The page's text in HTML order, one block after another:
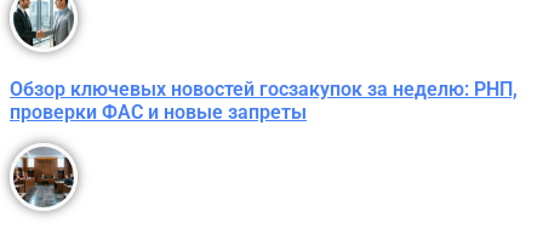
Обзор ключевых новостей госзакупок за неделю: РНП,
проверки ФАС и новые запреты